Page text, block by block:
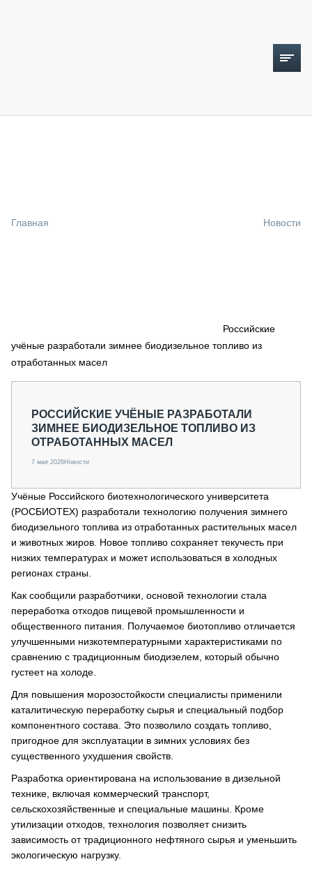
СПЕЦПРОЕКТЫ
МЕРОПРИЯТИЯ
СТАТЬИ ПО КАТЕГОРИЯМ ТЕХНИКИ
Главная Новости
Российские
учёные разработали зимнее биодизельное топливо из
отработанных масел
РОССИЙСКИЕ УЧЁНЫЕ РАЗРАБОТАЛИ
ЗИМНЕЕ БИОДИЗЕЛЬНОЕ ТОПЛИВО ИЗ
ОТРАБОТАННЫХ МАСЕЛ
7 мая 2026Новости
Учёные Российского биотехнологического университета
(РОСБИОТЕХ) разработали технологию получения зимнего
биодизельного топлива из отработанных растительных масел
и животных жиров. Новое топливо сохраняет текучесть при
низких температурах и может использоваться в холодных
регионах страны.
Как сообщили разработчики, основой технологии стала
переработка отходов пищевой промышленности и
общественного питания. Получаемое биотопливо отличается
улучшенными низкотемпературными характеристиками по
сравнению с традиционным биодизелем, который обычно
густеет на холоде.
Для повышения морозостойкости специалисты применили
каталитическую переработку сырья и специальный подбор
компонентного состава. Это позволило создать топливо,
пригодное для эксплуатации в зимних условиях без
существенного ухудшения свойств.
Разработка ориентирована на использование в дизельной
технике, включая коммерческий транспорт,
сельскохозяйственные и специальные машины. Кроме
утилизации отходов, технология позволяет снизить
зависимость от традиционного нефтяного сырья и уменьшить
экологическую нагрузку.